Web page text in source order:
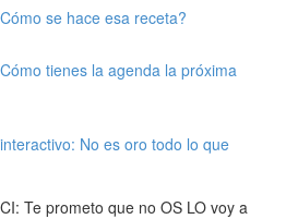
se hace esa receta?
tienes la agenda la próxima
No es oro todo lo que
Te prometo que no OS LO voy a